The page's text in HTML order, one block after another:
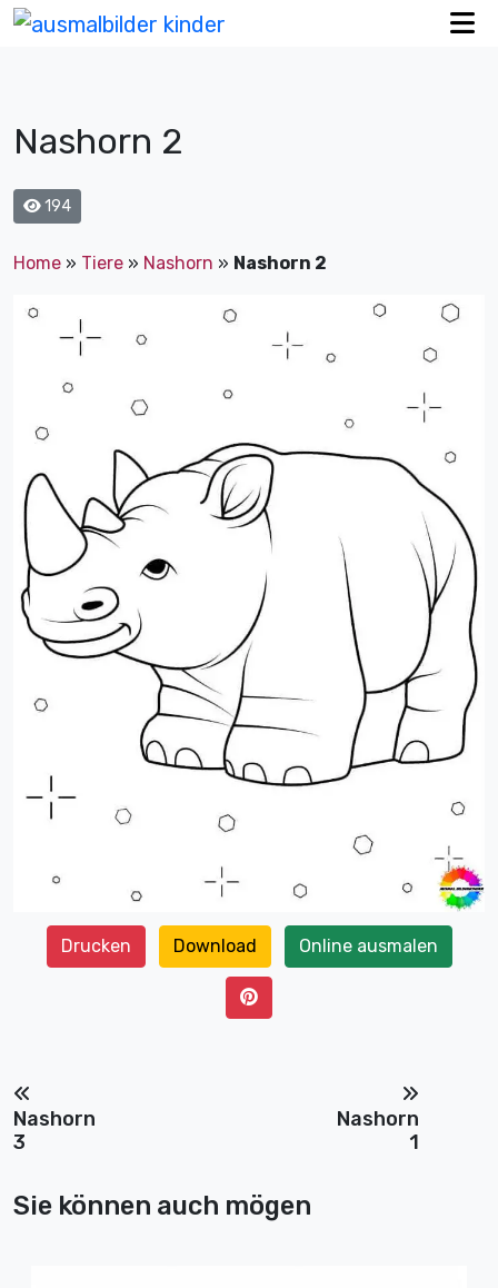
Nashorn 2
194
Home » Tiere » Nashorn » Nashorn 2
Drucken Download Online ausmalen
Nashorn
3
Nashorn
1
Sie können auch mögen